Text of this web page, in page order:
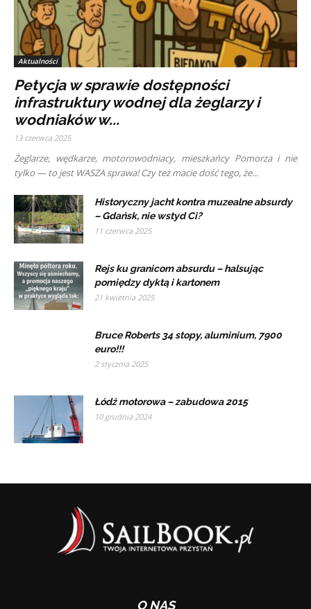
Aktualności
Petycja w sprawie dostępności
infrastruktury wodnej dla żeglarzy i
wodniaków w...
13 czerwca 2025
Żeglarze, wędkarze, motorowodniacy, mieszkańcy Pomorza i nie
tylko — to jest WASZA sprawa! Czy też macie dość tego, że...
Historyczny jacht kontra muzealne absurdy
– Gdańsk, nie wstyd Ci?
11 czerwca 2025
Rejs ku granicom absurdu – halsując
pomiędzy dyktą i kartonem
21 kwietnia 2025
Bruce Roberts 34 stopy, aluminium, 7900
euro!!!
2 stycznia 2025
Łódź motorowa – zabudowa 2015
10 grudnia 2024
O NAS